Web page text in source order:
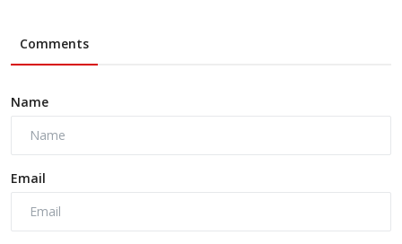
Comments
Name
Email